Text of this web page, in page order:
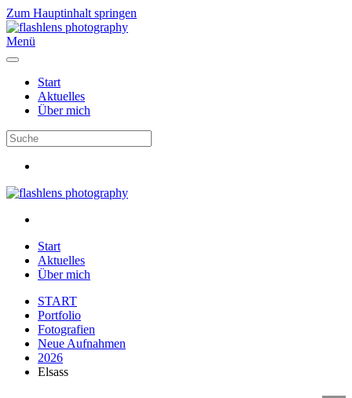
Zum Hauptinhalt springen
Menü
Start
Aktuelles
Über mich
Start
Aktuelles
Über mich
START
Portfolio
Fotografien
Neue Aufnahmen
2026
Elsass